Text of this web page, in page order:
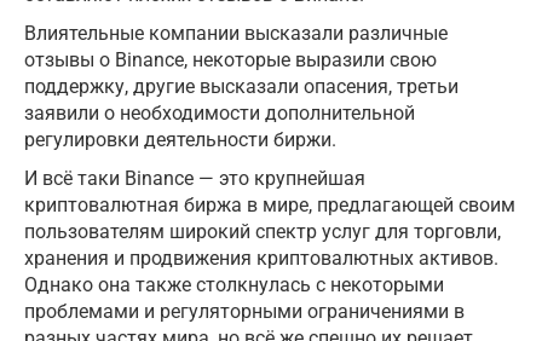
Влиятельные компании высказали различные
отзывы о Binance, некоторые выразили свою
поддержку, другие высказали опасения, третьи
заявили о необходимости дополнительной
регулировки деятельности биржи.
И всё таки Binance — это крупнейшая
криптовалютная биржа в мире, предлагающей своим
пользователям широкий спектр услуг для торговли,
хранения и продвижения криптовалютных активов.
Однако она также столкнулась с некоторыми
проблемами и регуляторными ограничениями в